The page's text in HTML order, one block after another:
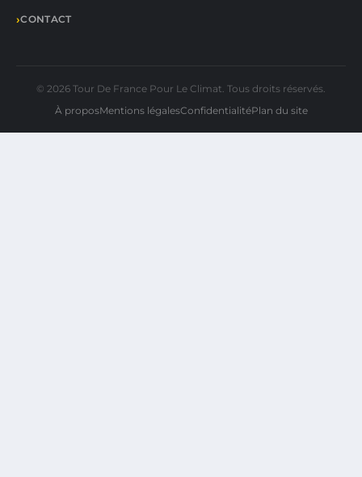
CONTACT
© 2026 Tour De France Pour Le Climat. Tous droits réservés.
À proposMentions légalesConfidentialitéPlan du site